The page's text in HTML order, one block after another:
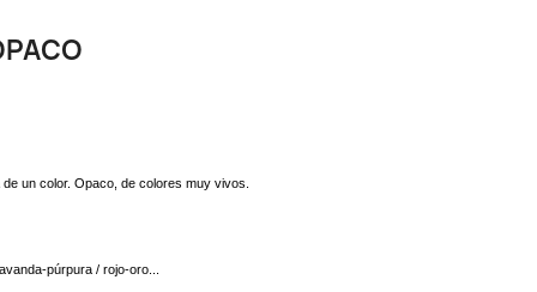
un color. Opaco, de colores muy vivos.
púrpura / rojo-oro...